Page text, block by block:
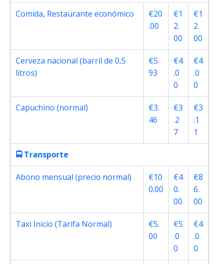
Comida, Restaurante económico
€20
.00
€1
2.
00
€1
2.
00
Cerveza nacional (barril de 0,5
litros)
€5.
93
€4
.0
0
€4
.0
0
Capuchino (normal)
€3.
46
€3
.2
7
€3
.1
1
🚍 Transporte
Abono mensual (precio normal)
€10
0.00
€4
0.
00
€8
6.
00
Taxi Inicio (Tarifa Normal)
€5.
00
€5
.0
0
€4
.0
0